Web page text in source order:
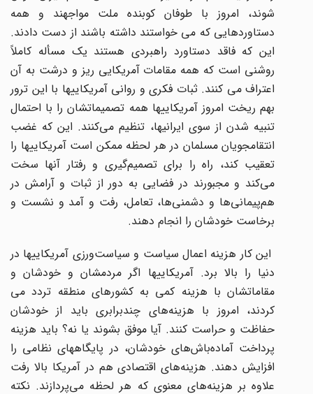
شوند، امروز با طوفان کوبنده ملت مواجهند و همه
دستاوردهایی که می خواستند داشته باشند از دست دادند.
این که فاقد دستاورد راهبردی هستند یک مسأله کاملاً
روشنی است که همه مقامات آمریکایی ریز و درشت به آن
اعتراف می کنند. ثبات فکری و روانی آمریکاییها با این ترور
بهم ریخت امروز آمریکاییها همه تصمیماتشان را با احتمال
تنبیه شدن از سوی ایرانیها، تنظیم می‌کنند. این که غضب
انتقامجویان مسلمان در هر لحظه ممکن است آمریکاییها را
تعقیب کند، راه را برای تصمیم‌گیری و رفتار آنها سخت
می‌کند و مجبورند در فضایی به دور از ثبات و آرامش در
هم‌پیمانی‌ها و دشمنی‌ها، تعامل، رفت و آمد و نشست و
برخاست خودشان را انجام دهند.
این کار هزینه اعمال سیاست و سیاست‌ورزی آمریکاییها در
دنیا را بالا برد. آمریکاییها اگر مردمشان و خودشان و
مقاماتشان با هزینه کمی به کشورهای منطقه تردد می
کردند، امروز با هزینه‌های چندبرابری باید از خودشان
حفاظت و حراست کنند. آیا موفق بشوند یا نه؟ باید هزینه
پرداخت آماده‌باش‌های خودشان، در پایگاههای نظامی را
افزایش دهند. هزینه‌های اقتصادی هم در آمریکا بالا رفت
علاوه بر هزینه‌های معنوی که هر لحظه می‌پردازند. نکته